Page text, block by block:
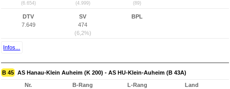
(6.654) (4.999) (89)
DTV
7.649
SV
474
(6,2%)
BPL
Infos...
B 45 AS Hanau-Klein Auheim (K 200) - AS HU-Klein-Auheim (B 43A)
Nr.
B-Rang
L-Rang
Land